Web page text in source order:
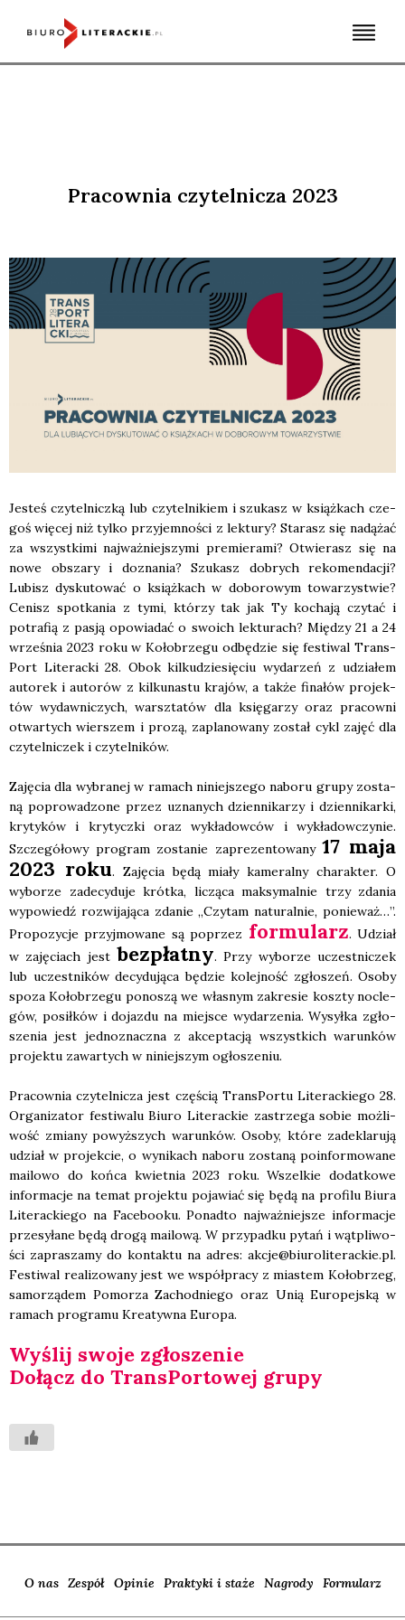
Pracownia czytelnicza 2023
Jesteś czy­tel­nicz­ką lub czy­tel­ni­kiem i szu­kasz w książ­kach cze­
goś wię­cej niż tyl­ko przy­jem­no­ści z lek­tu­ry? Sta­rasz się nadą­żać
za wszyst­ki­mi naj­waż­niej­szy­mi pre­mie­ra­mi? Otwie­rasz się na
nowe obsza­ry i dozna­nia? Szu­kasz dobrych reko­men­da­cji?
Lubisz dys­ku­to­wać o książ­kach w dobo­ro­wym towa­rzy­stwie?
Cenisz spo­tka­nia z tymi, któ­rzy tak jak Ty kocha­ją czy­tać i
potra­fią z pasją opo­wia­dać o swo­ich lek­tu­rach? Mię­dzy 21 a 24
wrze­śnia 2023 roku w Koło­brze­gu odbę­dzie się festi­wal Trans­
Port Lite­rac­ki 28. Obok kil­ku­dzie­się­ciu wyda­rzeń z udzia­łem
auto­rek i auto­rów z kil­ku­na­stu kra­jów, a tak­że fina­łów pro­jek­
tów wydaw­ni­czych, warsz­ta­tów dla księ­ga­rzy oraz pra­cow­ni
otwar­tych wier­szem i pro­zą, zapla­no­wa­ny został cykl zajęć dla
czy­tel­ni­czek i czy­tel­ni­ków.
Zaję­cia dla wybra­nej w ramach niniej­sze­go nabo­ru gru­py zosta­
ną popro­wa­dzo­ne przez uzna­nych dzien­ni­ka­rzy i dzien­ni­kar­ki,
kry­ty­ków i kry­tycz­ki oraz wykła­dow­ców i wykła­dow­czy­nie.
Szcze­gó­ło­wy pro­gram zosta­nie zapre­zen­to­wa­ny 17 maja
2023 roku. Zaję­cia będą mia­ły kame­ral­ny cha­rak­ter. O
wybo­rze zade­cy­du­je krót­ka, liczą­ca mak­sy­mal­nie trzy zda­nia
wypo­wiedź roz­wi­ja­ją­ca zda­nie „Czy­tam natu­ral­nie, ponie­waż…”.
Pro­po­zy­cje przyj­mo­wa­ne są poprzez for­mu­larz. Udział
w zaję­ciach jest bez­płat­ny. Przy wybo­rze uczest­ni­czek
lub uczest­ni­ków decy­du­ją­ca będzie kolej­ność zgło­szeń. Oso­by
spo­za Koło­brze­gu pono­szą we wła­snym zakre­sie kosz­ty noc­le­
gów, posił­ków i dojaz­du na miej­sce wyda­rze­nia. Wysył­ka zgło­
sze­nia jest jed­no­znacz­na z akcep­ta­cją wszyst­kich warun­ków
pro­jek­tu zawar­tych w niniej­szym ogło­sze­niu.
Pra­cow­nia czy­tel­ni­cza jest czę­ścią Trans­Por­tu Lite­rac­kie­go 28.
Orga­ni­za­tor festi­wa­lu Biu­ro Lite­rac­kie zastrze­ga sobie moż­li­
wość zmia­ny powyż­szych warun­ków. Oso­by, któ­re zade­kla­ru­ją
udział w pro­jek­cie, o wyni­kach nabo­ru zosta­ną poin­for­mo­wa­ne
mailo­wo do koń­ca kwiet­nia 2023 roku. Wszel­kie dodat­ko­we
infor­ma­cje na temat pro­jek­tu poja­wiać się będą na pro­fi­lu Biu­ra
Lite­rac­kie­go na Face­bo­oku. Ponad­to naj­waż­niej­sze infor­ma­cje
prze­sy­ła­ne będą dro­gą mailo­wą. W przy­pad­ku pytań i wąt­pli­wo­
ści zapra­sza­my do kon­tak­tu na adres: akcje@biuroliterackie.pl.
Festi­wal reali­zo­wa­ny jest we współ­pra­cy z mia­stem Koło­brzeg,
samo­rzą­dem Pomo­rza Zachod­nie­go oraz Unią Euro­pej­ską w
ramach pro­gra­mu Kre­atyw­na Euro­pa.
Wyślij swo­je zgło­sze­nie
Dołącz do Trans­Por­to­wej gru­py
O nas Zespół Opinie Praktyki i staże Nagrody Formularz